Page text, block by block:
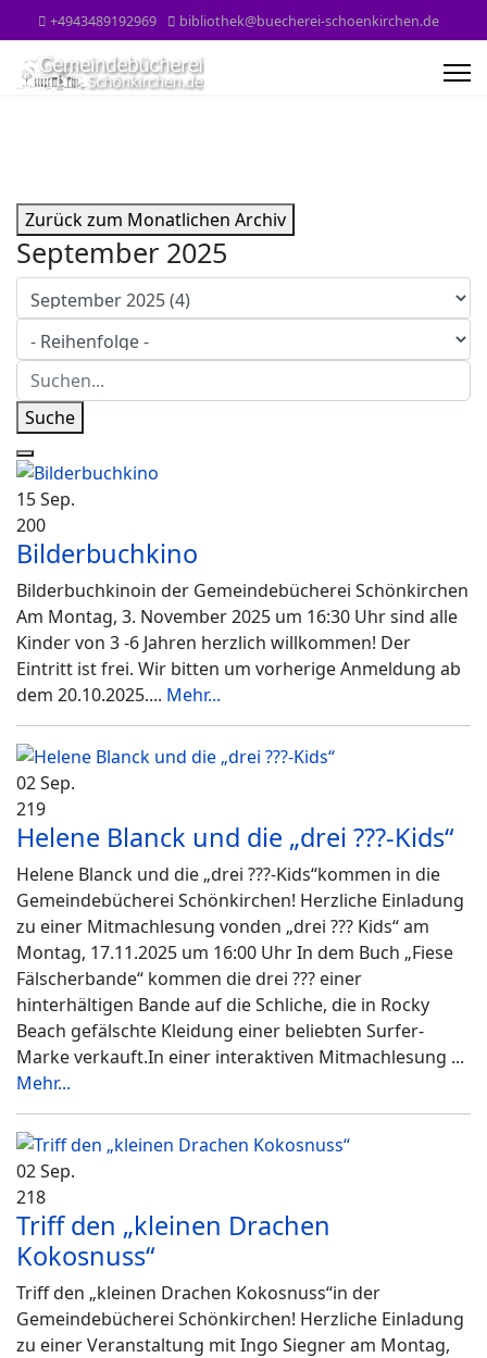
+4943489192969 bibliothek@buecherei-schoenkirchen.de
Zurück zum Monatlichen Archiv
September 2025
Suche
15 Sep.
200
Bilderbuchkino
Bilderbuchkinoin der Gemeindebücherei Schönkirchen
Am Montag, 3. November 2025 um 16:30 Uhr sind alle
Kinder von 3 -6 Jahren herzlich willkommen! Der
Eintritt ist frei. Wir bitten um vorherige Anmeldung ab
dem 20.10.2025.... Mehr...
02 Sep.
219
Helene Blanck und die „drei ???-Kids“
Helene Blanck und die „drei ???-Kids“kommen in die
Gemeindebücherei Schönkirchen! Herzliche Einladung
zu einer Mitmachlesung vonden „drei ??? Kids“ am
Montag, 17.11.2025 um 16:00 Uhr In dem Buch „Fiese
Fälscherbande“ kommen die drei ??? einer
hinterhältigen Bande auf die Schliche, die in Rocky
Beach gefälschte Kleidung einer beliebten Surfer-
Marke verkauft.In einer interaktiven Mitmachlesung ...
Mehr...
02 Sep.
218
Triff den „kleinen Drachen
Kokosnuss“
Triff den „kleinen Drachen Kokosnuss“in der
Gemeindebücherei Schönkirchen! Herzliche Einladung
zu einer Veranstaltung mit Ingo Siegner am Montag,